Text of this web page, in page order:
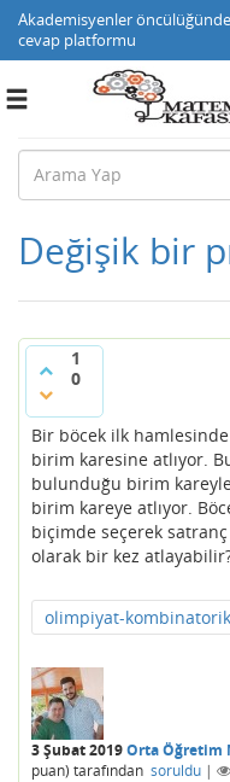
Akademisyenler
cevap platformu
Toggle
Değişik bir
1
0
Bir böcek ilk
birim karesine atlıyor.
bulunduğu birim
birim kareye atlıyor.
biçimde seçerek
olarak bir kez
olimpiyat-kombinatorik
3 Şubat 2019Orta Öğretim
puan) tarafından soruldu |